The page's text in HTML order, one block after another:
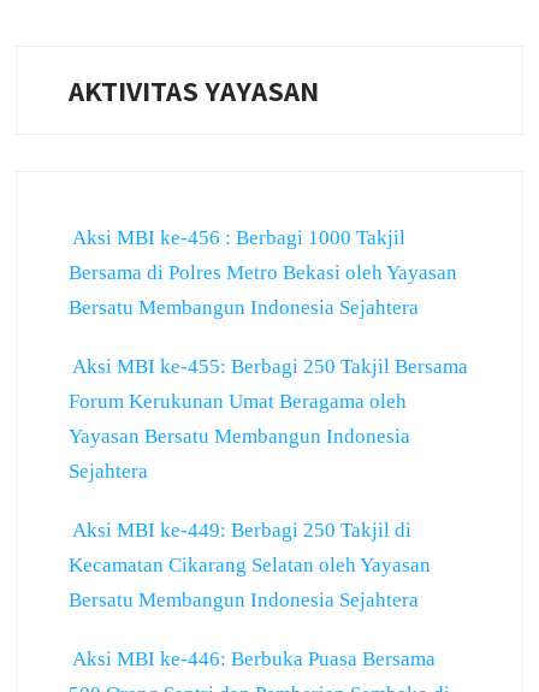
AKTIVITAS YAYASAN
Aksi MBI ke-456 : Berbagi 1000 Takjil
Bersama di Polres Metro Bekasi oleh Yayasan
Bersatu Membangun Indonesia Sejahtera
Aksi MBI ke-455: Berbagi 250 Takjil Bersama
Forum Kerukunan Umat Beragama oleh
Yayasan Bersatu Membangun Indonesia
Sejahtera
Aksi MBI ke-449: Berbagi 250 Takjil di
Kecamatan Cikarang Selatan oleh Yayasan
Bersatu Membangun Indonesia Sejahtera
Aksi MBI ke-446: Berbuka Puasa Bersama